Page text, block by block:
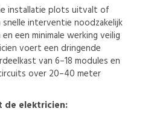
installatie plots uitvalt of
interventie noodzakelijk
een minimale werking veilig
voert een dringende
van 6–18 modules en
over 20–40 meter
de elektricien: